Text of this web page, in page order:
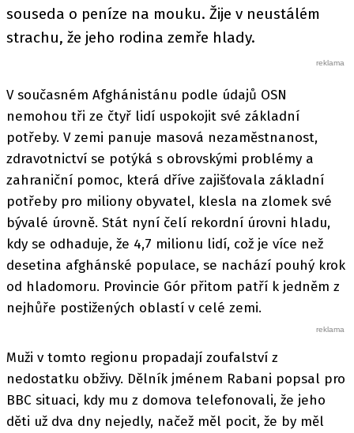
souseda o peníze na mouku. Žije v neustálém
strachu, že jeho rodina zemře hlady.
V současném Afghánistánu podle údajů OSN
nemohou tři ze čtyř lidí uspokojit své základní
potřeby. V zemi panuje masová nezaměstnanost,
zdravotnictví se potýká s obrovskými problémy a
zahraniční pomoc, která dříve zajišťovala základní
potřeby pro miliony obyvatel, klesla na zlomek své
bývalé úrovně. Stát nyní čelí rekordní úrovni hladu,
kdy se odhaduje, že 4,7 milionu lidí, což je více než
desetina afghánské populace, se nachází pouhý krok
od hladomoru. Provincie Gór přitom patří k jedněm z
nejhůře postižených oblastí v celé zemi.
Muži v tomto regionu propadají zoufalství z
nedostatku obživy. Dělník jménem Rabani popsal pro
BBC situaci, kdy mu z domova telefonovali, že jeho
děti už dva dny nejedly, načež měl pocit, že by měl